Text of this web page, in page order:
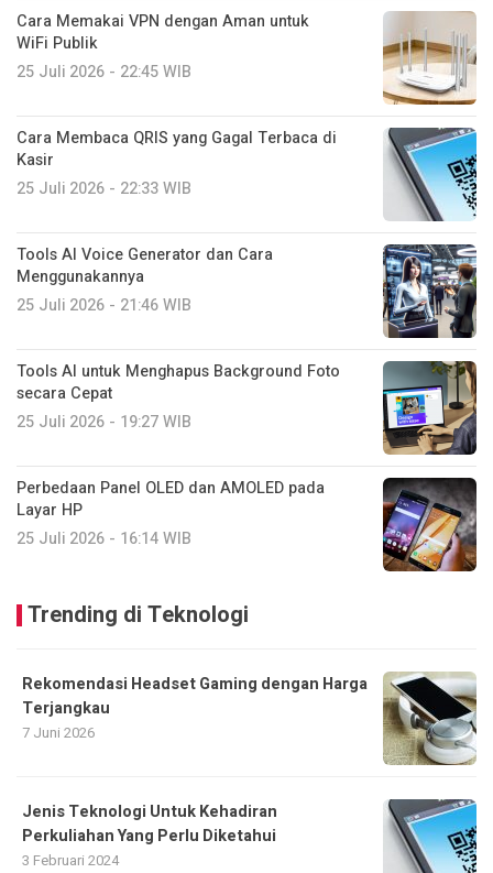
Cara Memakai VPN dengan Aman untuk
WiFi Publik
25 Juli 2026 - 22:45 WIB
Cara Membaca QRIS yang Gagal Terbaca di
Kasir
25 Juli 2026 - 22:33 WIB
Tools AI Voice Generator dan Cara
Menggunakannya
25 Juli 2026 - 21:46 WIB
Tools AI untuk Menghapus Background Foto
secara Cepat
25 Juli 2026 - 19:27 WIB
Perbedaan Panel OLED dan AMOLED pada
Layar HP
25 Juli 2026 - 16:14 WIB
Trending di Teknologi
Rekomendasi Headset Gaming dengan Harga
Terjangkau
7 Juni 2026
Jenis Teknologi Untuk Kehadiran
Perkuliahan Yang Perlu Diketahui
3 Februari 2024